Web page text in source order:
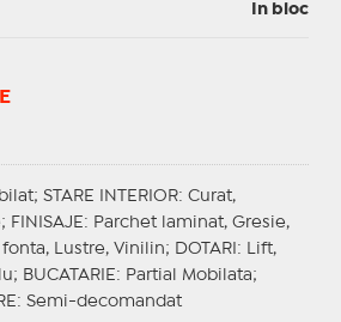
In bloc
STARE INTERIOR: Curat,
FINISAJE : Parchet laminat, Gresie,
Lustre, Vinilin;
DOTARI : Lift,
BUCATARIE : Partial Mobilata;
: Semi-decomandat